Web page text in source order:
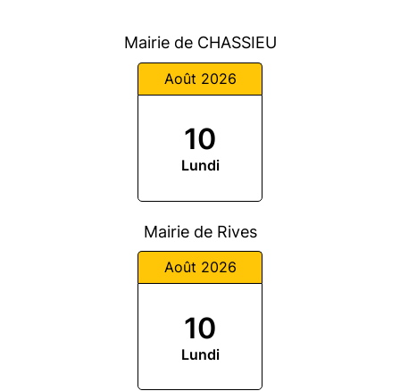
Mairie de CHASSIEU
Août 2026
10
Lundi
Mairie de Rives
Août 2026
10
Lundi